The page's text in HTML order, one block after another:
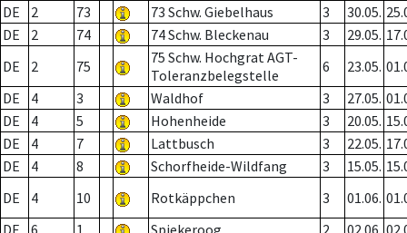
DE
2 73 73 Schw. Giebelhaus 3 30.05.
DE
2 74 74 Schw. Bleckenau 3 29.05.
DE
2 75
75 Schw. Hochgrat AGT-
Toleranzbelegstelle
6 23.05.
DE
4 3 Waldhof 3 27.05.
DE
4 5 Hohenheide 3 20.05.
DE
4 7 Lattbusch 3 22.05.
DE
4 8 Schorfheide-Wildfang 3 15.05.
DE
4 10 Rotkäppchen 3 01.06.